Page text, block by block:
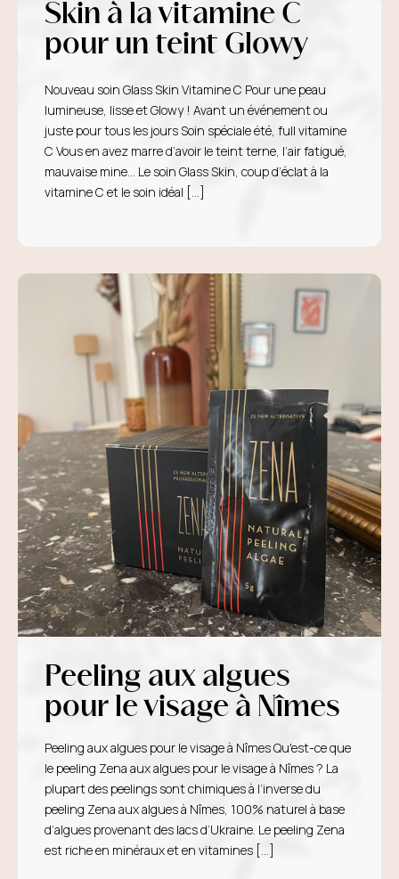
Skin à la vitamine C
pour un teint Glowy
Nouveau soin Glass Skin Vitamine C Pour une peau
lumineuse, lisse et Glowy ! Avant un événement ou
juste pour tous les jours Soin spéciale été, full vitamine
C Vous en avez marre d’avoir le teint terne, l’air fatigué,
mauvaise mine… Le soin Glass Skin, coup d’éclat à la
vitamine C et le soin idéal […]
Peeling aux algues
pour le visage à Nîmes
Peeling aux algues pour le visage à Nîmes Qu'est-ce que
le peeling Zena aux algues pour le visage à Nîmes ? La
plupart des peelings sont chimiques à l’inverse du
peeling Zena aux algues à Nîmes, 100% naturel à base
d’algues provenant des lacs d’Ukraine. Le peeling Zena
est riche en minéraux et en vitamines [...]